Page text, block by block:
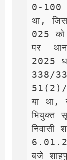
0-100
था,
025 को
पर
2025
338/
51(2)/
या था,
भियुक्त
निवासी
बजे